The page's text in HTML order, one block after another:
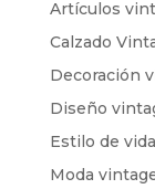
Artículos
Calzado
Decoración
Diseño
Estilo de
Moda